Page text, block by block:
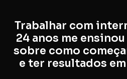
Trabalhar com
24 anos me
sobre como
e ter resultados